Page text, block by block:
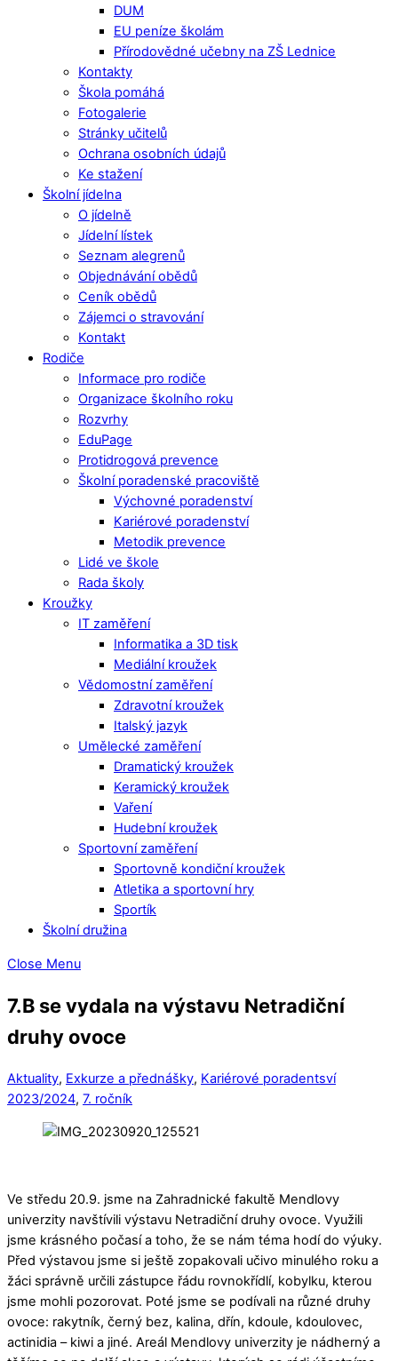
DUM
EU peníze školám
Přírodovědné učebny na ZŠ Lednice
Kontakty
Škola pomáhá
Fotogalerie
Stránky učitelů
Ochrana osobních údajů
Ke stažení
Školní jídelna
O jídelně
Jídelní lístek
Seznam alegrenů
Objednávání obědů
Ceník obědů
Zájemci o stravování
Kontakt
Rodiče
Informace pro rodiče
Organizace školního roku
Rozvrhy
EduPage
Protidrogová prevence
Školní poradenské pracoviště
Výchovné poradenství
Kariérové poradenství
Metodik prevence
Lidé ve škole
Rada školy
Kroužky
IT zaměření
Informatika a 3D tisk
Mediální kroužek
Vědomostní zaměření
Zdravotní kroužek
Italský jazyk
Umělecké zaměření
Dramatický kroužek
Keramický kroužek
Vaření
Hudební kroužek
Sportovní zaměření
Sportovně kondiční kroužek
Atletika a sportovní hry
Sportík
Školní družina
Close Menu
7.B se vydala na výstavu Netradiční
druhy ovoce
Aktuality, Exkurze a přednášky, Kariérové poradentsví
2023/2024, 7. ročník
Ve středu 20.9. jsme na Zahradnické fakultě Mendlovy
univerzity navštívili výstavu Netradiční druhy ovoce. Využili
jsme krásného počasí a toho, že se nám téma hodí do výuky.
Před výstavou jsme si ještě zopakovali učivo minulého roku a
žáci správně určili zástupce řádu rovnokřídlí, kobylku, kterou
jsme mohli pozorovat. Poté jsme se podívali na různé druhy
ovoce: rakytník, černý bez, kalina, dřín, kdoule, kdoulovec,
actinidia – kiwi a jiné. Areál Mendlovy univerzity je nádherný a